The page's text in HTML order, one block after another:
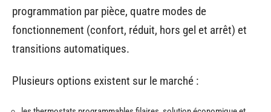
programmation par pièce, quatre modes de
fonctionnement (confort, réduit, hors gel et arrêt) et
transitions automatiques.
Plusieurs options existent sur le marché :